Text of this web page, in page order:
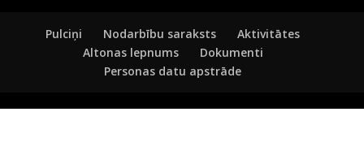
Pulciņi Nodarbību saraksts
Aktivitātes
Altonas lepnums
Dokumenti
Personas datu apstrāde